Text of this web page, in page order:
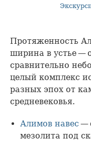
Протяженность
ширина в устье —
сравнительно
целый комплекс
разных эпох от
средневековья.
Алимов навес —
мезолита под